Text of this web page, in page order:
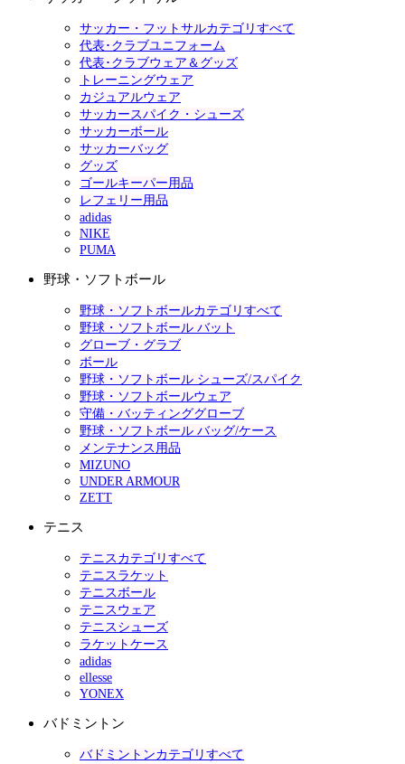
サッカー・フットサルカテゴリすべて
代表･クラブユニフォーム
代表･クラブウェア＆グッズ
トレーニングウェア
カジュアルウェア
サッカースパイク・シューズ
サッカーボール
サッカーバッグ
グッズ
ゴールキーパー用品
レフェリー用品
adidas
NIKE
PUMA
野球・ソフトボール
野球・ソフトボールカテゴリすべて
野球・ソフトボール バット
グローブ・グラブ
ボール
野球・ソフトボール シューズ/スパイク
野球・ソフトボールウェア
守備・バッティンググローブ
野球・ソフトボール バッグ/ケース
メンテナンス用品
MIZUNO
UNDER ARMOUR
ZETT
テニス
テニスカテゴリすべて
テニスラケット
テニスボール
テニスウェア
テニスシューズ
ラケットケース
adidas
ellesse
YONEX
バドミントン
バドミントンカテゴリすべて